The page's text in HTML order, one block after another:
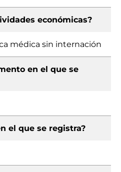
económicas?
médica sin internación
en el que se
el que se registra?